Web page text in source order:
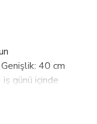
40 cm
günü içinde